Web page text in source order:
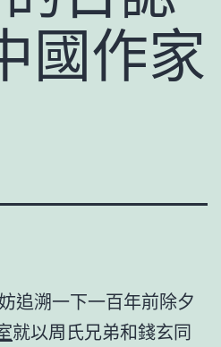
國作家
追溯一下一百年前除夕
就以周氏兄弟和錢玄同